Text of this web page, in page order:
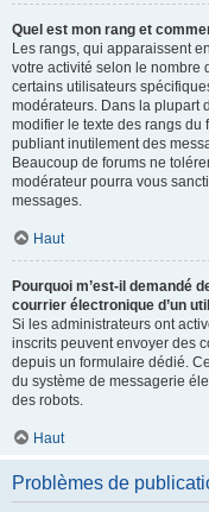
Quel est mon rang et
Les rangs, qui apparaissent
votre activité selon le nombre
certains utilisateurs
modérateurs. Dans la plupart
modifier le texte des rangs du
publiant inutilement des
Beaucoup de forums ne
modérateur pourra vous
messages.
Haut
Pourquoi m’est-il demandé
courrier électronique d’un
Si les administrateurs ont
inscrits peuvent envoyer des
depuis un formulaire dédié.
du système de messagerie
des robots.
Haut
Problèmes de